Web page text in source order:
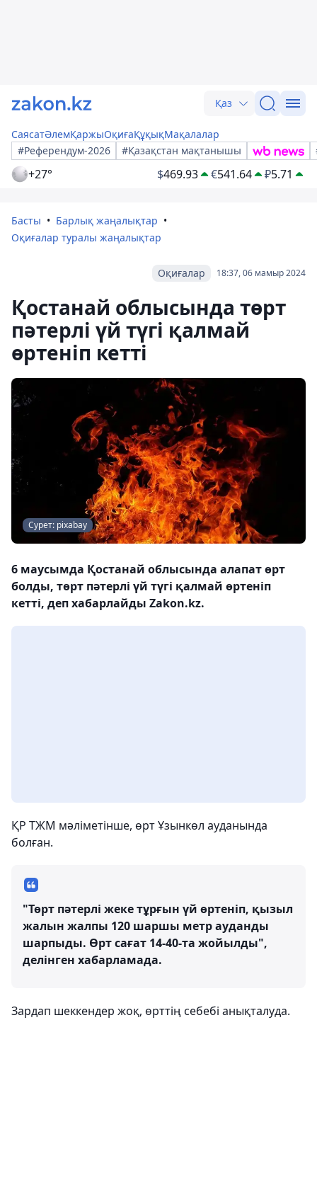
Қаз
СаясатӘлемҚаржыОқиғаҚұқықМақалалар
#Референдум-2026
#Қазақстан мақтанышы
+27° $469.93 €541.64 ₽5.71
Басты
Барлық жаңалықтар
Оқиғалар туралы жаңалықтар
18:37, 06 мамыр 2024
Оқиғалар
Қостанай облысында төрт
пәтерлі үй түгі қалмай
өртеніп кетті
Сурет: pixabay
6 маусымда Қостанай облысында алапат өрт
болды, төрт пәтерлі үй түгі қалмай өртеніп
кетті, деп хабарлайды Zakon.kz.
ҚР ТЖМ мәліметінше, өрт Ұзынкөл ауданында
болған.
"Төрт пәтерлі жеке тұрғын үй өртеніп, қызыл
жалын жалпы 120 шаршы метр ауданды
шарпыды. Өрт сағат 14-40-та жойылды",
делінген хабарламада.
Зардап шеккендер жоқ, өрттің себебі анықталуда.